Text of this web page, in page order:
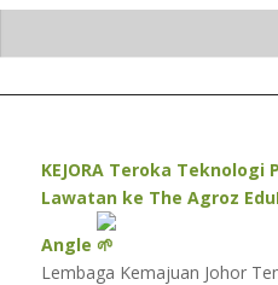
KEJORA Teroka
Lawatan ke The Agroz
Angle
Lembaga Kemajuan Johor